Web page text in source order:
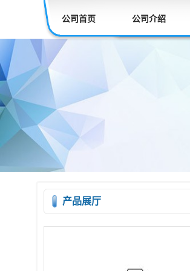
公司首页 公司介绍
产品展厅